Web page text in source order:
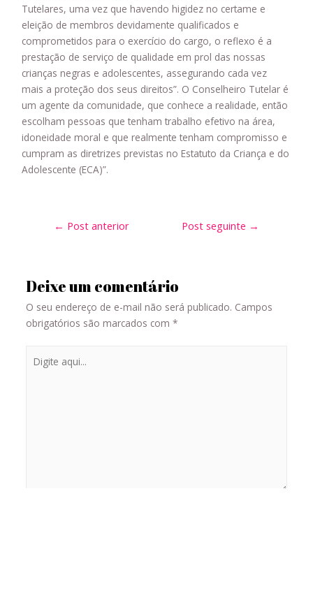
Tutelares, uma vez que havendo higidez no certame e
eleição de membros devidamente qualificados e
comprometidos para o exercício do cargo, o reflexo é a
prestação de serviço de qualidade em prol das nossas
crianças negras e adolescentes, assegurando cada vez
mais a proteção dos seus direitos”. O Conselheiro Tutelar é
um agente da comunidade, que conhece a realidade, então
escolham pessoas que tenham trabalho efetivo na área,
idoneidade moral e que realmente tenham compromisso e
cumpram as diretrizes previstas no Estatuto da Criança e do
Adolescente (ECA)”.
← Post anterior Post seguinte →
Deixe um comentário
O seu endereço de e-mail não será publicado. Campos
obrigatórios são marcados com *